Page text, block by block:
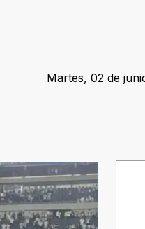
Martes, 02 de